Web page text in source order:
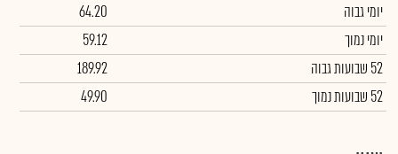
יומי גבוה
64.20
יומי נמוך
59.12
52 שבועות גבוה
189.92
52 שבועות נמוך
49.90